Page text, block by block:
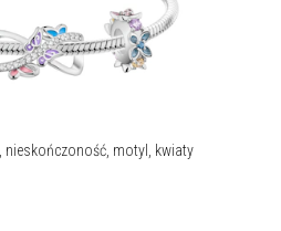
nieskończoność, motyl, kwiaty